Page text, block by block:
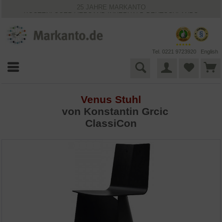
25 JAHRE MARKANTO
KOSTENLOSER VERSAND INNERHALB DEUTSCHLANDS
VIELFÄLTIGE ZAHLUNGSMÖGLICHKEITEN
BESTPRICE-GARANTIE
Tel. 0221 9723920 English
Venus Stuhl
von Konstantin Grcic
ClassiCon